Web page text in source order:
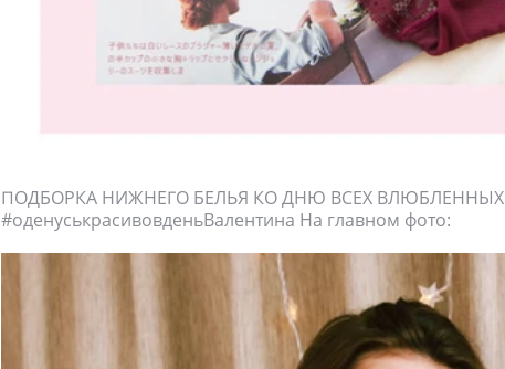
ПОДБОРКА НИЖНЕГО БЕЛЬЯ КО ДНЮ ВСЕХ ВЛЮБЛЕННЫХ
#оденуськрасивовденьВалентина На главном фото: